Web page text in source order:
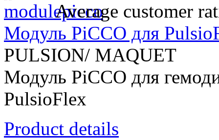
Average customer
Модуль PiCCO для
PULSION/ MAQUET
Модуль PiCCO для
PulsioFlex
Product details